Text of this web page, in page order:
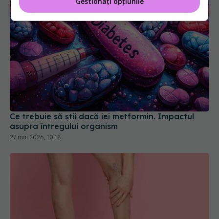
Ce trebuie să știi dacă iei metformin. Impactul
asupra întregului organism
27 mai 2026, 10:18